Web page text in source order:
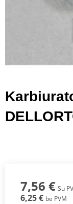
7,56 € Su
6,25 € be PVM